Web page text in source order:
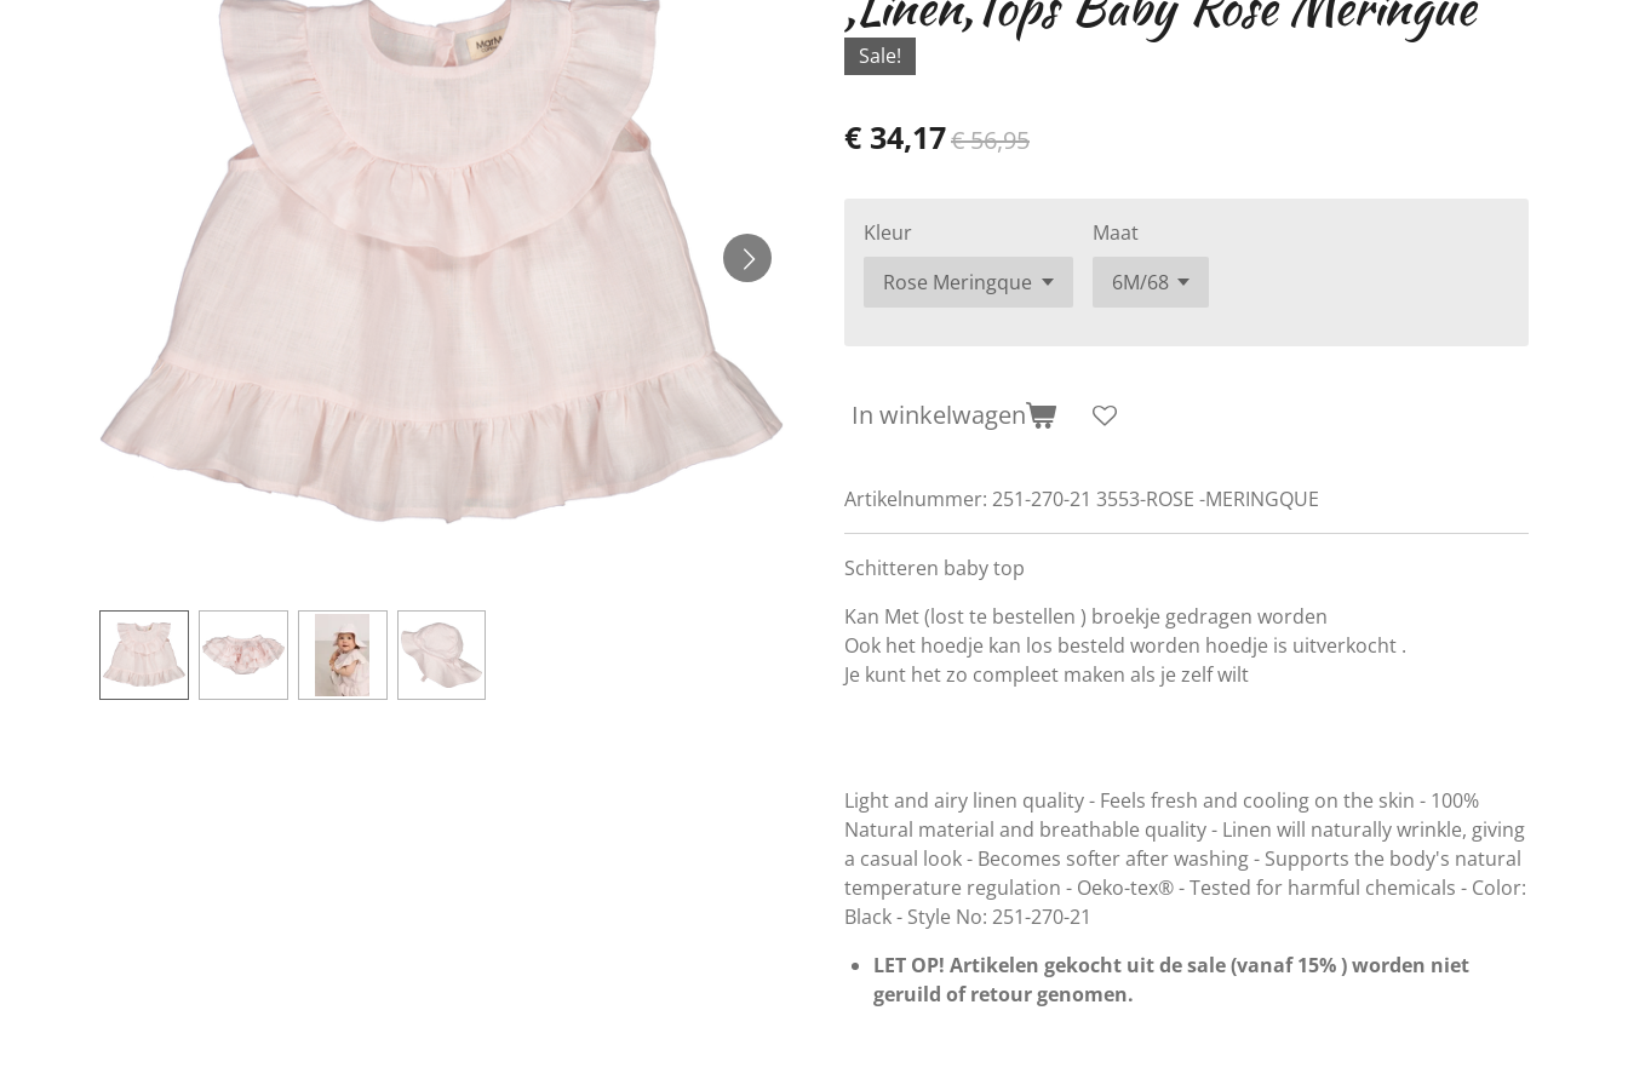
Sale!
€ 34,17€ 56,95
Kleur Maat
In winkelwagen
Artikelnummer: 251-270-21 3553-ROSE -MERINGQUE
Schitteren baby top
Kan Met (lost te bestellen ) broekje gedragen worden
Ook het hoedje kan los besteld worden hoedje is uitverkocht .
Je kunt het zo compleet maken als je zelf wilt
Light and airy linen quality - Feels fresh and cooling on the skin - 100%
Natural material and breathable quality - Linen will naturally wrinkle, giving
a casual look - Becomes softer after washing - Supports the body's natural
temperature regulation - Oeko-tex® - Tested for harmful chemicals - Color:
Black - Style No: 251-270-21
LET OP! Artikelen gekocht uit de sale (vanaf 15% ) worden niet
geruild of retour genomen.